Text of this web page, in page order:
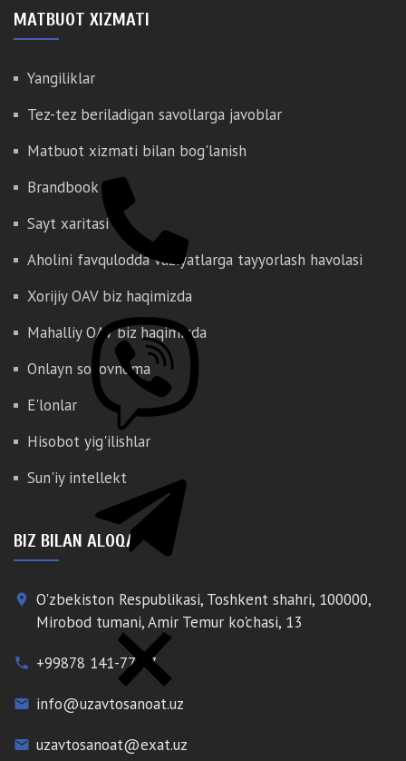
MATBUOT XIZMATI
Yangiliklar
Tez-tez beriladigan savollarga javoblar
Matbuot xizmati bilan bog'lanish
Brandbook
Sayt xaritasi
Aholini favqulodda vaziyatlarga tayyorlash havolasi
Xorijiy OAV biz haqimizda
Mahalliy OAV biz haqimizda
Onlayn so'rovnoma
E'lonlar
Hisobot yig'ilishlar
Sun'iy intellekt
BIZ BILAN ALOQA
place O'zbekiston Respublikasi, Toshkent shahri, 100000,
Mirobod tumani, Amir Temur ko'chasi, 13
phone +99878 141-77-77
email info@uzavtosanoat.uz
email uzavtosanoat@exat.uz